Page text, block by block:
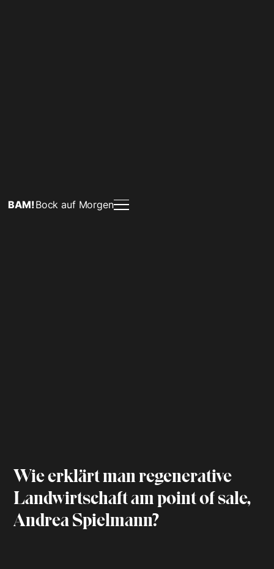
BAM!Bock auf Morgen
Wie erklärt man regenerative
Landwirtschaft am point of sale,
Andrea Spielmann?